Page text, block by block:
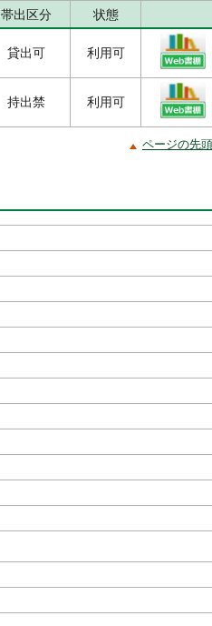
帯出区分 状態
貸出可 利用可
持出禁 利用可
ページの先